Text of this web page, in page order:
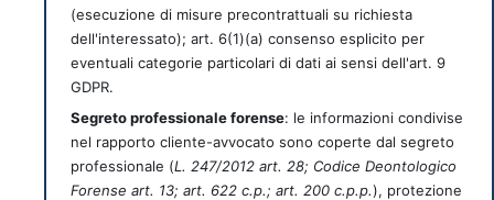
(esecuzione di misure precontrattuali su richiesta
dell'interessato); art. 6(1)(a) consenso esplicito per
eventuali categorie particolari di dati ai sensi dell'art. 9
GDPR.
Segreto professionale forense: le informazioni condivise
nel rapporto cliente-avvocato sono coperte dal segreto
professionale (L. 247/2012 art. 28; Codice Deontologico
Forense art. 13; art. 622 c.p.; art. 200 c.p.p.), protezione